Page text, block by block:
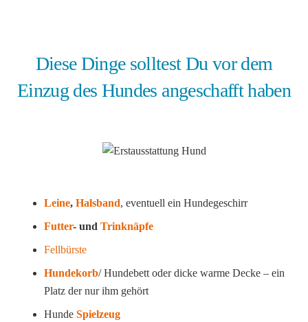
Diese Dinge solltest Du vor dem
Einzug des Hundes angeschafft haben
Leine, Halsband, eventuell ein Hundegeschirr
Futter- und Trinknäpfe
Fellbürste
Hundekorb/ Hundebett oder dicke warme Decke – ein
Platz der nur ihm gehört
Hunde Spielzeug